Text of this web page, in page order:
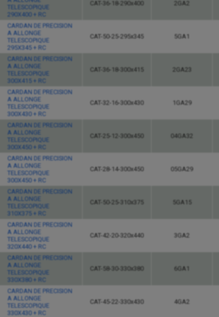
TELESCOPIQUE
290X400 + RC
CAT-36-18-290x400 2GA2
CARDAN DE PRECISION
A ALLONGE
TELESCOPIQUE
295X345 + RC
CAT-50-25-295x345 5GA1
CARDAN DE PRECISION
A ALLONGE
TELESCOPIQUE
300X415 + RC
CAT-36-18-300x415 2GA23
CARDAN DE PRECISION
A ALLONGE
TELESCOPIQUE
300X430 + RC
CAT-32-16-300x430 1GA29
CARDAN DE PRECISION
A ALLONGE
TELESCOPIQUE
300X450 + RC
CAT-25-12-300x450 04GA32
CARDAN DE PRECISION
A ALLONGE
TELESCOPIQUE
300X450 + RC
CAT-28-14-300x450 05GA29
CARDAN DE PRECISION
A ALLONGE
TELESCOPIQUE
310X375 + RC
CAT-50-25-310x375 5GA15
CARDAN DE PRECISION
A ALLONGE
TELESCOPIQUE
320X440 + RC
CAT-42-20-320x440 3GA2
CARDAN DE PRECISION
A ALLONGE
TELESCOPIQUE
330X380 + RC
CAT-58-30-330x380 6GA1
CARDAN DE PRECISION
A ALLONGE
TELESCOPIQUE
330X430 + RC
CAT-45-22-330x430 4GA2